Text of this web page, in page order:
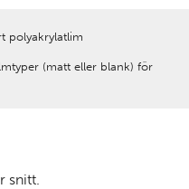
polyakrylatlim
(matt eller blank) för
snitt.